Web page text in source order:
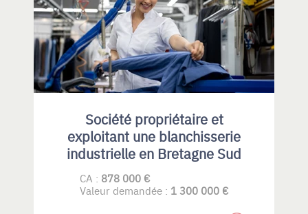
Société propriétaire et
exploitant une blanchisserie
industrielle en Bretagne Sud
CA : 878 000 €
Valeur demandée : 1 300 000 €